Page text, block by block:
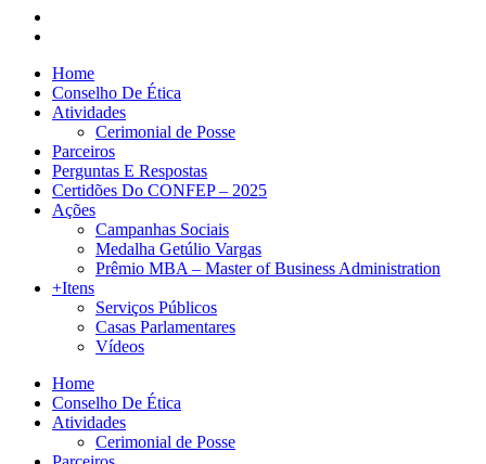
Home
Conselho De Ética
Atividades
Cerimonial de Posse
Parceiros
Perguntas E Respostas
Certidões Do CONFEP – 2025
Ações
Campanhas Sociais
Medalha Getúlio Vargas
Prêmio MBA – Master of Business Administration
+Itens
Serviços Públicos
Casas Parlamentares
Vídeos
Home
Conselho De Ética
Atividades
Cerimonial de Posse